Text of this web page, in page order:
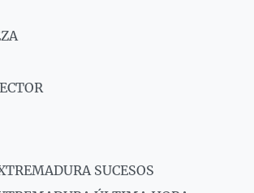
SUCESOS